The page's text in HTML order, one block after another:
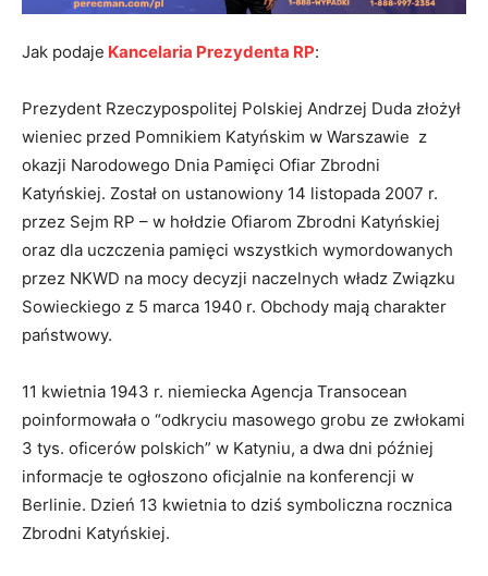
Jak podaje Kancelaria Prezydenta RP:
Prezydent Rzeczypospolitej Polskiej Andrzej Duda złożył
wieniec przed Pomnikiem Katyńskim w Warszawie z
okazji Narodowego Dnia Pamięci Ofiar Zbrodni
Katyńskiej. Został on ustanowiony 14 listopada 2007 r.
przez Sejm RP – w hołdzie Ofiarom Zbrodni Katyńskiej
oraz dla uczczenia pamięci wszystkich wymordowanych
przez NKWD na mocy decyzji naczelnych władz Związku
Sowieckiego z 5 marca 1940 r. Obchody mają charakter
państwowy.
11 kwietnia 1943 r. niemiecka Agencja Transocean
poinformowała o “odkryciu masowego grobu ze zwłokami
3 tys. oficerów polskich” w Katyniu, a dwa dni później
informacje te ogłoszono oficjalnie na konferencji w
Berlinie. Dzień 13 kwietnia to dziś symboliczna rocznica
Zbrodni Katyńskiej.